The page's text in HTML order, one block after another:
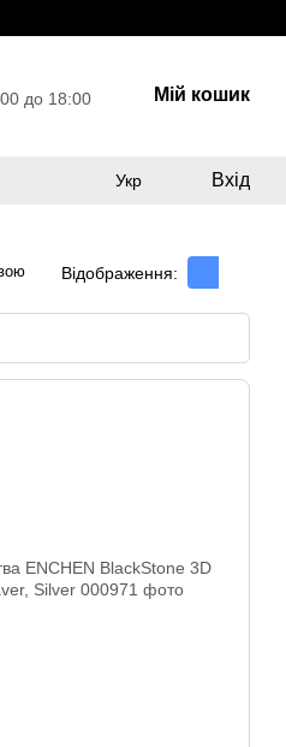
до 18:00
Мій кошик
Укр Вхід
Відображення: